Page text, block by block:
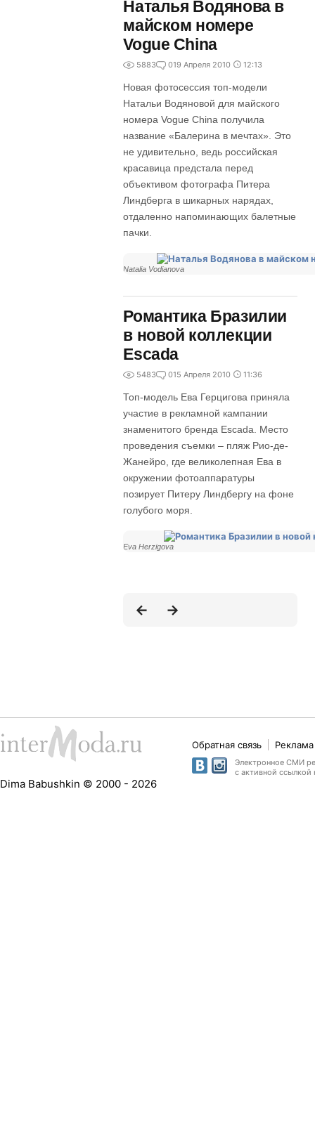
Наталья Водянова в
майском номере
Vogue China
5883 019 Апреля 2010 12:13
Новая фотосессия топ-модели
Натальи Водяновой для майского
номера Vogue China получила
название «Балерина в мечтах». Это
не удивительно, ведь российская
красавица предстала перед
объективом фотографа Питера
Линдберга в шикарных нарядах,
отдаленно напоминающих балетные
пачки.
Natalia Vodianova
Романтика Бразилии
в новой коллекции
Escada
5483 015 Апреля 2010 11:36
Топ-модель Ева Герцигова приняла
участие в рекламной кампании
знаменитого бренда Escada. Место
проведения съемки – пляж Рио-де-
Жанейро, где великолепная Ева в
окружении фотоаппаратуры
позирует Питеру Линдбергу на фоне
голубого моря.
Eva Herzigova
Dima Babushkin © 2000 - 2026
Обратная связь
Электронное СМИ
с активной ссылкой